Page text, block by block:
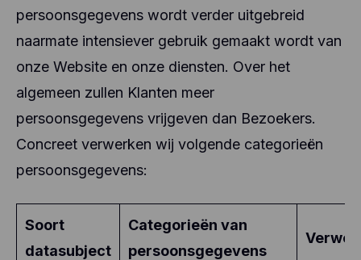
persoonsgegevens wordt verder uitgebreid
naarmate intensiever gebruik gemaakt wordt van
onze Website en onze diensten. Over het
algemeen zullen Klanten meer
persoonsgegevens vrijgeven dan Bezoekers.
Concreet verwerken wij volgende categorieën
persoonsgegevens:
Soort
datasubject
Categorieën van
persoonsgegevens